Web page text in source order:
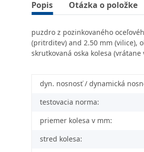
Popis Otázka o položke
puzdro z pozinkovaného
(pritrditev) and 2.50 mm (vilice),
skrutkovaná oska kolesa
dyn. nosnosť / dynamická
testovacia norma:
priemer kolesa v mm:
stred kolesa: